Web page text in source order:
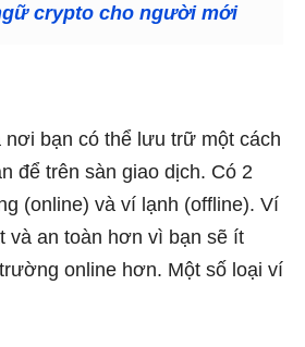
crypto cho người mới
bạn có thể lưu trữ một cách
để trên sàn giao dịch. Có 2
(online) và ví lạnh (offline). Ví
và an toàn hơn vì bạn sẽ ít
online hơn. Một số loại ví